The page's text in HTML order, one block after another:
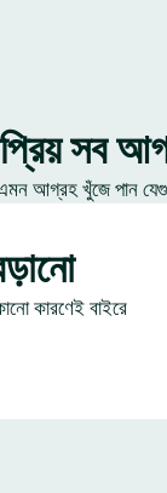
সব
আগ্রহ খুঁজে পান
কারণেই বাইরে